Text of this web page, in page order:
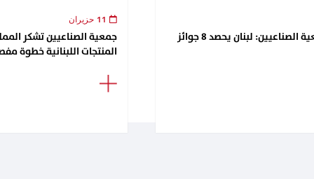
جمعية الصناعيين تشكر
المنتجات اللبنانية خطوة
لقاء تكريمي في جمعية الصناعيين: لبنان يحصد 8 جوائز